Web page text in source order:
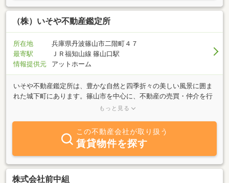
（株）いそや不動産鑑定所
所在地
兵庫県丹波篠山市二階町４７
最寄駅
ＪＲ福知山線 篠山口駅
情報提供元
アットホーム
いそや不動産鑑定所は、豊かな自然と四季折々の美しい風景に囲ま
れた城下町にあります。篠山市を中心に、不動産の売買・仲介を行
っており、お客様に満足のいただける物件をご紹介させていただく
す。また、不動産鑑定士として不動産鑑定評価基準に基づいた不動
産鑑定評価業務も行っております。不動産の有効活用、相続・売買
の際の税金、登記、建築・リフォームなど不動産全般に通じ専門職
業家として随時、個別にご相談をお受けいたします。お気軽にご連
絡くださいませ。
もっと見る
この不動産会社が取り扱う
賃貸物件を探す
株式会社前中組